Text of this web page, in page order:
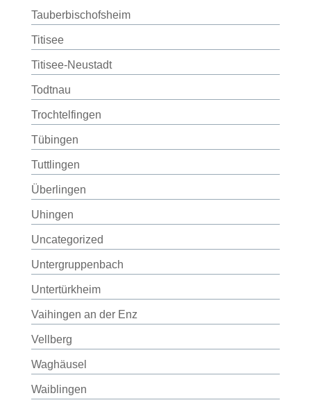
Tauberbischofsheim
Titisee
Titisee-Neustadt
Todtnau
Trochtelfingen
Tübingen
Tuttlingen
Überlingen
Uhingen
Uncategorized
Untergruppenbach
Untertürkheim
Vaihingen an der Enz
Vellberg
Waghäusel
Waiblingen